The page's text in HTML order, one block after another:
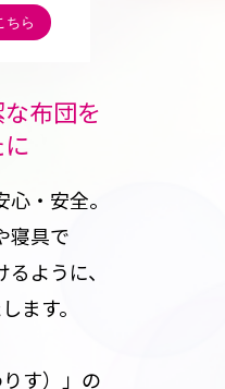
ちら
布団を
・安全。
寝具で
ように、
ます。
す）」の